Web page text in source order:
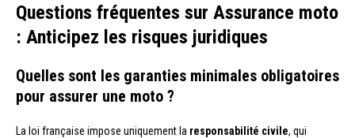
Questions fréquentes sur Assurance moto
: Anticipez les risques juridiques
Quelles sont les garanties minimales obligatoires
pour assurer une moto ?
La loi française impose uniquement la responsabilité civile, qui